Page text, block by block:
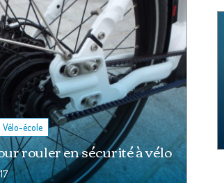
Vélo-école
rouler en sécurité à vélo